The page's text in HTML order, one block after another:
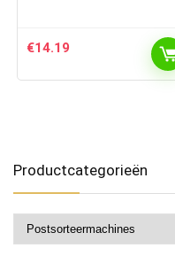
€14.19
Productcategorieën